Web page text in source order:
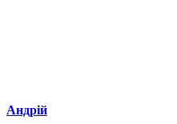
Андрій